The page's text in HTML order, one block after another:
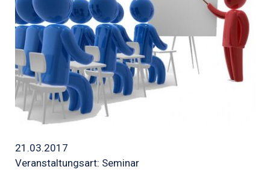
21.03.2017
Veranstaltungsart: Seminar